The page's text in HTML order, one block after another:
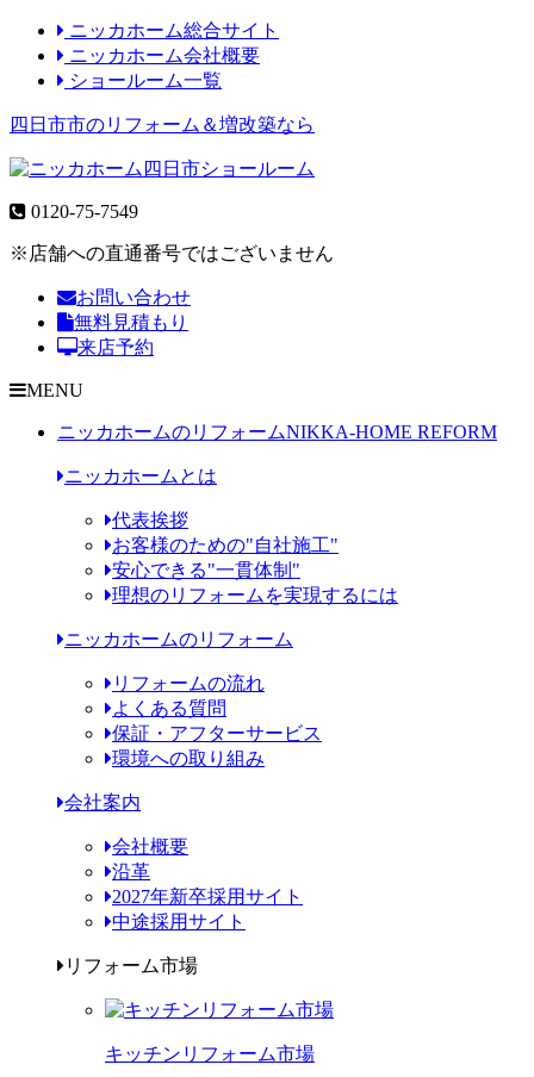
ニッカホーム総合サイト
ニッカホーム会社概要
ショールーム一覧
四日市市のリフォーム＆増改築なら
0120-75-7549
※店舗への直通番号ではございません
お問い合わせ
無料見積もり
来店予約
MENU
ニッカホームのリフォームNIKKA-HOME REFORM
ニッカホームとは
代表挨拶
お客様のための"自社施工"
安心できる"一貫体制"
理想のリフォームを実現するには
ニッカホームのリフォーム
リフォームの流れ
よくある質問
保証・アフターサービス
環境への取り組み
会社案内
会社概要
沿革
2027年新卒採用サイト
中途採用サイト
リフォーム市場
キッチンリフォーム市場